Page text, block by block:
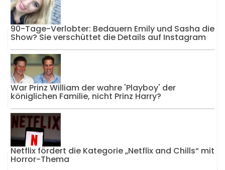
90-Tage-Verlobter: Bedauern Emily und Sasha die
Show? Sie verschüttet die Details auf Instagram
War Prinz William der wahre 'Playboy' der
königlichen Familie, nicht Prinz Harry?
Netflix fördert die Kategorie „Netflix and Chills“ mit
Horror-Thema